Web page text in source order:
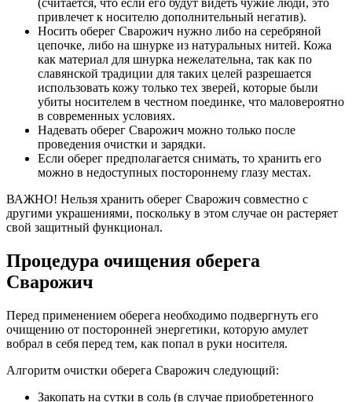
(считается, что если его будут видеть чужие люди, это
привлечет к носителю дополнительный негатив).
Носить оберег Сварожич нужно либо на серебряной
цепочке, либо на шнурке из натуральных нитей. Кожа
как материал для шнурка нежелательна, так как по
славянской традиции для таких целей разрешается
использовать кожу только тех зверей, которые были
убиты носителем в честном поединке, что маловероятно
в современных условиях.
Надевать оберег Сварожич можно только после
проведения очистки и зарядки.
Если оберег предполагается снимать, то хранить его
можно в недоступных постороннему глазу местах.
ВАЖНО! Нельзя хранить оберег Сварожич совместно с
другими украшениями, поскольку в этом случае он растеряет
свой защитный функционал.
Процедура очищения оберега
Сварожич
Перед применением оберега необходимо подвергнуть его
очищению от посторонней энергетики, которую амулет
вобрал в себя перед тем, как попал в руки носителя.
Алгоритм очистки оберега Сварожич следующий:
Закопать на сутки в соль (в случае приобретенного